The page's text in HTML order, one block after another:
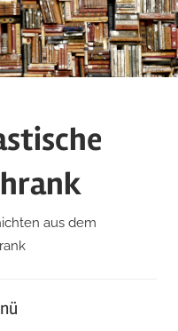
aus dem